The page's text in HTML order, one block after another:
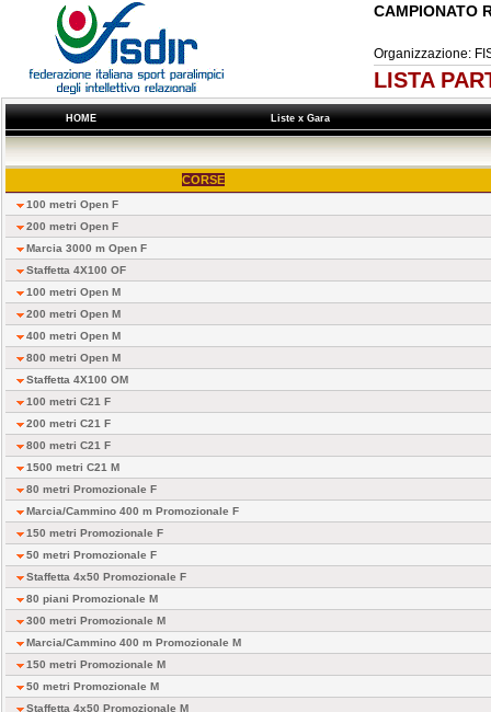
CAMPIONATO
Organizzazione:
LISTA
HOME Liste x Gara
CORSE
100 metri Open F
200 metri Open F
Marcia 3000 m Open F
Staffetta 4X100 OF
100 metri Open M
200 metri Open M
400 metri Open M
800 metri Open M
Staffetta 4X100 OM
100 metri C21 F
200 metri C21 F
800 metri C21 F
1500 metri C21 M
80 metri Promozionale F
Marcia/Cammino 400 m Promozionale F
150 metri Promozionale F
50 metri Promozionale F
Staffetta 4x50 Promozionale F
80 piani Promozionale M
300 metri Promozionale M
Marcia/Cammino 400 m Promozionale M
150 metri Promozionale M
50 metri Promozionale M
Staffetta 4x50 Promozionale M